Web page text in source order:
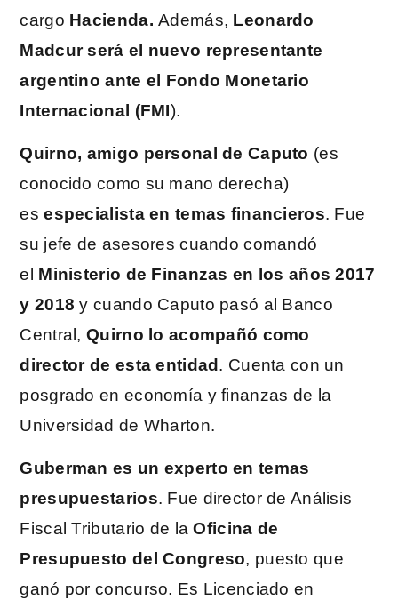
cargo Hacienda. Además, Leonardo
Madcur será el nuevo representante
argentino ante el Fondo Monetario
Internacional (FMI).
Quirno, amigo personal de Caputo (es
conocido como su mano derecha)
esespecialista en temas financieros. Fue
su jefe de asesores cuando comandó
el Ministerio de Finanzas en los años 2017
y 2018 y cuando Caputo pasó al Banco
Central,Quirno lo acompañó como
director de esta entidad . Cuenta con un
posgrado en economía y finanzas de la
Universidad de Wharton.
Guberman es un experto en temas
presupuestarios. Fue director de Análisis
Fiscal Tributario de laOficina de
Presupuesto del Congreso, puesto que
ganó por concurso. Es Licenciado en